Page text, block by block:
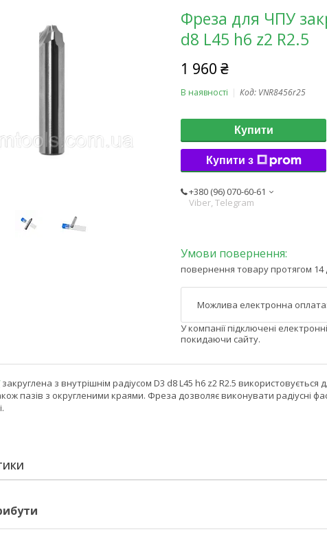
Фреза для ЧПУ
d8 L45 h6 z2 R2.5
1 960 ₴
В наявності Код: VNR8456r25
Купити
Купити з
+380 (96) 070-60-61
Viber, Telegram
повернення товару протягом 14
У компанії підключені
покидаючи сайту.
закруглена з внутрішнім радіусом D3 d8 L45 h6 z2 R2.5
пазів з округленими краями. Фреза дозволяє виконувати радіусні